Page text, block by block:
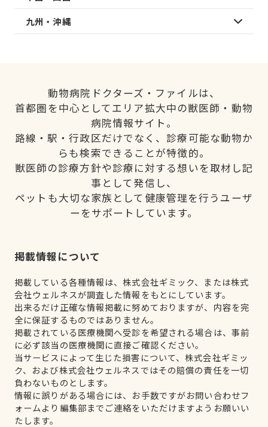
九州・沖縄
動物病院ドクターズ・ファイルは、
首都圏を中心としてエリア拡大中の獣医師・動物
病院情報サイト。
路線・駅・行政区だけでなく、診療可能な動物か
らも検索できることが特徴的。
獣医師の診療方針や診療に対する想いを取材し記
事として発信し、
ペットも大切な家族として健康管理を行うユーザ
ーをサポートしています。
掲載情報について
掲載している各種情報は、株式会社ギミック、または株式
会社ウェルネスが調査した情報をもとにしています。
出来るだけ正確な情報掲載に努めておりますが、内容を完
全に保証するものではありません。
掲載されている医療機関へ受診を希望される場合は、事前
に必ず該当の医療機関に直接ご確認ください。
当サービスによって生じた損害について、株式会社ギミッ
ク、および株式会社ウェルネスではその賠償の責任を一切
負わないものとします。
情報に誤りがある場合には、お手数ですがお問い合わせフ
ォームより編集部までご連絡をいただけますようお願いい
たします。